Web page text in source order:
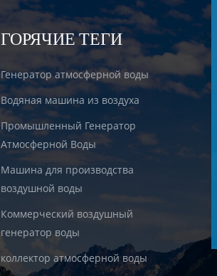
ГОРЯЧИЕ ТЕГИ
Генератор атмосферной воды
Водяная машина из воздуха
Промышленный Генератор
Атмосферной Воды
Машина для производства
воздушной воды
Коммерческий воздушный
генератор воды
коллектор атмосферной воды